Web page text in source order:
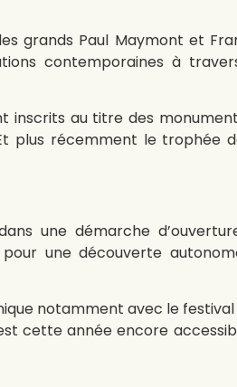
grands Paul Maymont et
contemporaines à
inscrits au titre des
plus récemment le trophée
une démarche
une découverte
notamment avec le festival
cette année encore